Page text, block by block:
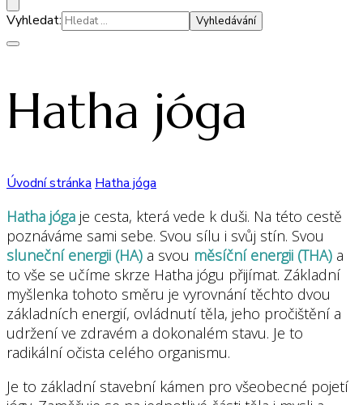
Vyhledat:
Hatha jóga
Úvodní stránka Hatha jóga
Hatha jóga je cesta, která vede k duši. Na této cestě
poznáváme sami sebe. Svou sílu i svůj stín. Svou
sluneční energii (HA) a svou měsíční energii (THA) a
to vše se učíme skrze Hatha jógu přijímat. Základní
myšlenka tohoto směru je vyrovnání těchto dvou
základních energií, ovládnutí těla, jeho pročištění a
udržení ve zdravém a dokonalém stavu. Je to
radikální očista celého organismu.
Je to základní stavební kámen pro všeobecné pojetí